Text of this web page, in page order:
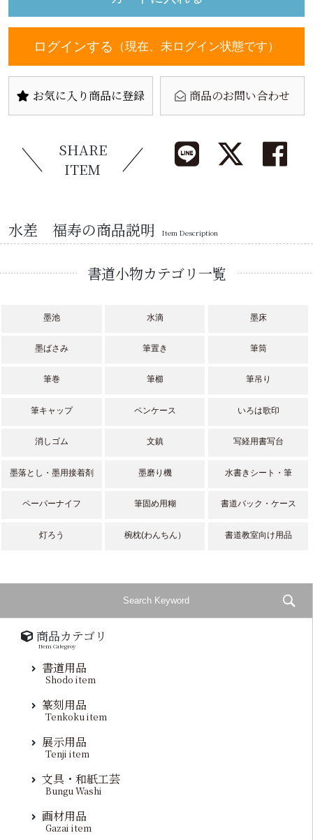
ログインする （現在、未ログイン状態です）
お気に入り商品に登録 商品のお問い合わせ
SHARE
ITEM
水差 福寿の商品説明 Item Description
書道小物カテゴリ一覧
墨池 水滴 墨床
墨ばさみ 筆置き 筆筒
筆巻 筆櫛 筆吊り
筆キャップ ペンケース いろは歌印
消しゴム 文鎮 写経用書写台
墨落とし・墨用接着剤 墨磨り機 水書きシート・筆
ペーパーナイフ 筆固め用糊 書道バック・ケース
灯ろう 椀枕(わんちん） 書道教室向け用品
商品カテゴリ
Item Categroy
書道用品
Shodo item
篆刻用品
Tenkoku item
展示用品
Tenji item
文具・和紙工芸
Bungu Washi
画材用品
Gazai item